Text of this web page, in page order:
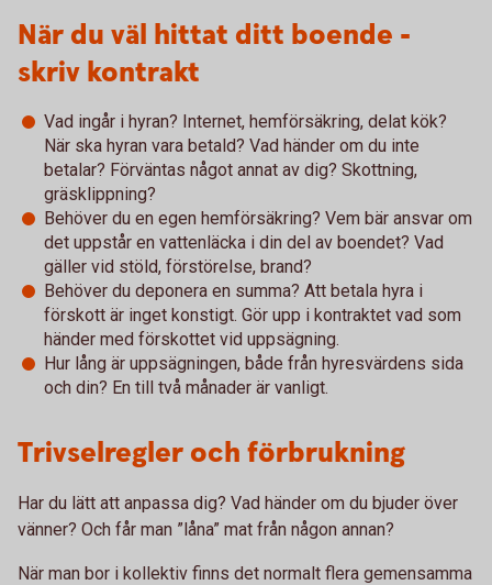
När du väl hittat ditt boende -
skriv kontrakt
Vad ingår i hyran? Internet, hemförsäkring, delat kök?
När ska hyran vara betald? Vad händer om du inte
betalar? Förväntas något annat av dig? Skottning,
gräsklippning?
Behöver du en egen hemförsäkring? Vem bär ansvar om
det uppstår en vattenläcka i din del av boendet? Vad
gäller vid stöld, förstörelse, brand?
Behöver du deponera en summa? Att betala hyra i
förskott är inget konstigt. Gör upp i kontraktet vad som
händer med förskottet vid uppsägning.
Hur lång är uppsägningen, både från hyresvärdens sida
och din? En till två månader är vanligt.
Trivselregler och förbrukning
Har du lätt att anpassa dig? Vad händer om du bjuder över
vänner? Och får man ”låna” mat från någon annan?
När man bor i kollektiv finns det normalt flera gemensamma